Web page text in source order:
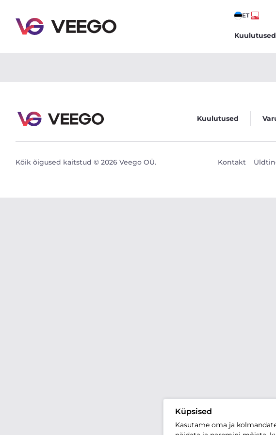
ET
Kuulutused
Küpsised
Kasutame oma ja
Kuulutused
Kõik õigused kaitstud © 2026 Veego OÜ. Kontakt